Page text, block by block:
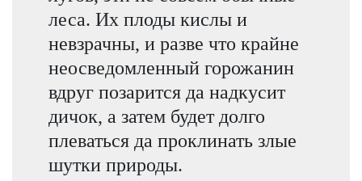
леса. Их плоды кислы и
невзрачны, и разве что крайне
неосведомленный горожанин
вдруг позарится да надкусит
дичок, а затем будет долго
плеваться да проклинать злые
шутки природы.